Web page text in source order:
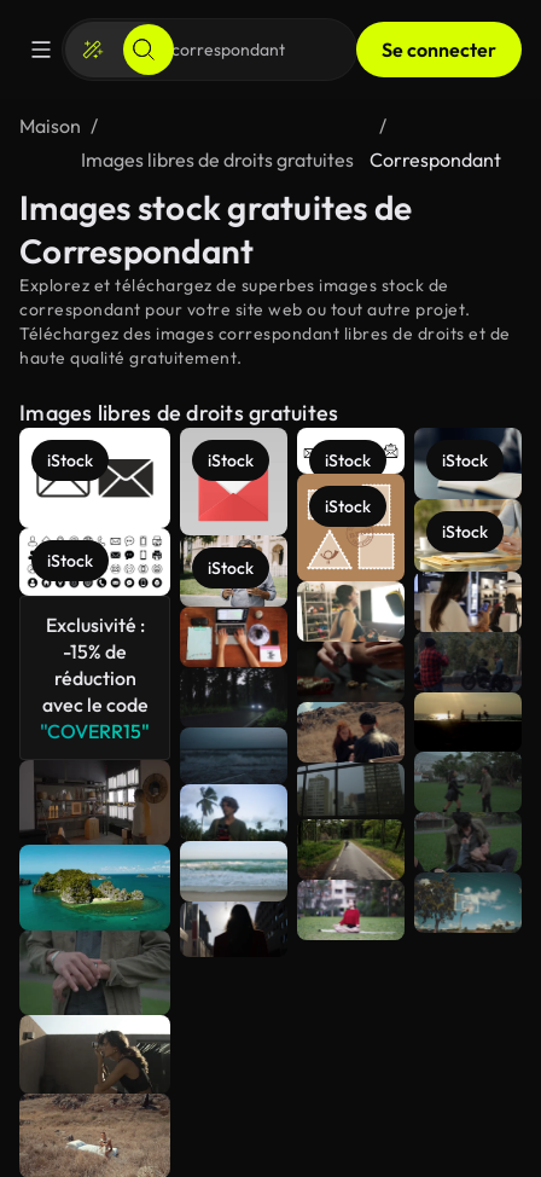
Se connecter
Maison
Images libres de droits gratuites
Correspondant
Images stock gratuites de
Correspondant
Explorez et téléchargez de superbes images stock de
correspondant pour votre site web ou tout autre projet.
Téléchargez des images correspondant libres de droits et de
haute qualité gratuitement.
Images libres de droits gratuites
iStock
iStock
Exclusivité :
-15% de
réduction
avec le code
"COVERR15"
iStock
iStock
iStock
iStock
iStock
iStock
Voir plus